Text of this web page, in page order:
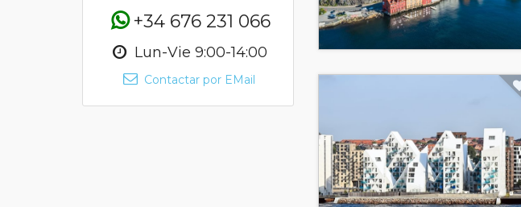
+34 676 231 066
Lun-Vie 9:00-14:00
Contactar por EMail